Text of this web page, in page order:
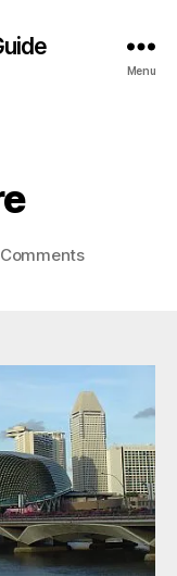
Menu
on